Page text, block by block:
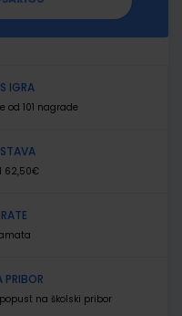
IGRA
od 101 nagrade
62,50€
PRIBOR
na školski pribor